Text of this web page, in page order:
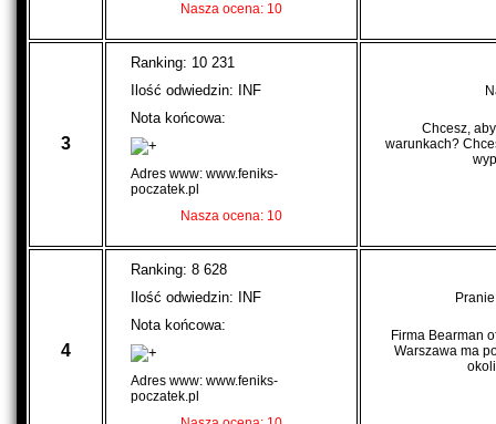
Nasza ocena: 10
3
Ranking: 10 231
Ilość odwiedzin: INF
Nota końcowa:
Adres www: www.feniks-
poczatek.pl
Nasza ocena: 10
Chcesz,
warunkach?
4
Ranking: 8 628
Ilość odwiedzin: INF
Nota końcowa:
Adres www: www.feniks-
poczatek.pl
Firma Bearman
Warszawa ma